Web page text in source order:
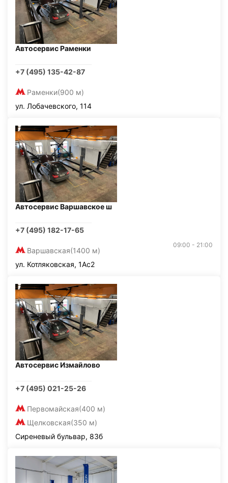
Автосервис Раменки
+7 (495) 135-42-87
Раменки(900 м)
ул. Лобачевского, 114
Автосервис Варшавское ш
+7 (495) 182-17-65
Варшавская(1400 м)
09:00 - 21:00
ул. Котляковская, 1Ас2
Автосервис Измайлово
+7 (495) 021-25-26
Первомайская(400 м)
Щелковская(350 м)
Сиреневый бульвар, 83б